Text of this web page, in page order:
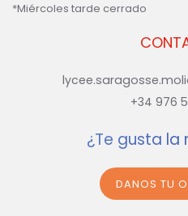
+34 976
*Miércoles tarde cerrado
¿Te gusta la
DANOS TU